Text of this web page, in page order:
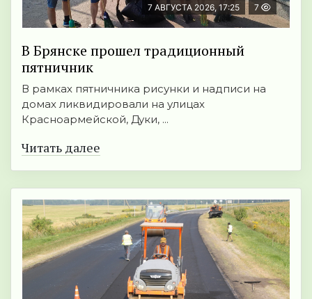
7 АВГУСТА 2026, 17:25 7
В Брянске прошел традиционный
пятничник
В рамках пятничника рисунки и надписи на
домах ликвидировали на улицах
Красноармейской, Дуки, ...
Читать далее